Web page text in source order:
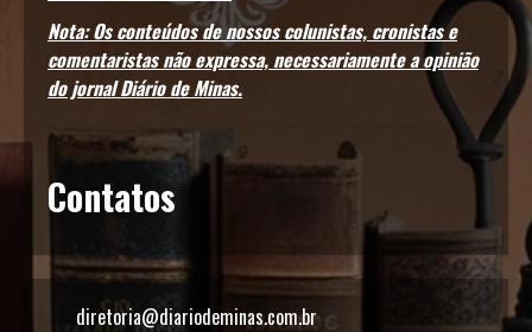
Nota: Os conteúdos de nossos colunistas, cronistas e
comentaristas não expressa, necessariamente a opinião
do jornal Diário de Minas.
Contatos
diretoria@diariodeminas.com.br